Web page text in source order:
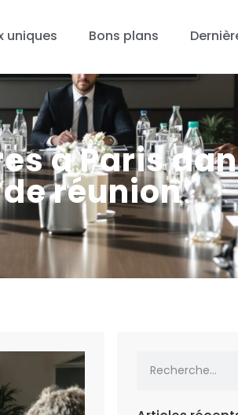
uniques Bons plans
à Paris
réunion